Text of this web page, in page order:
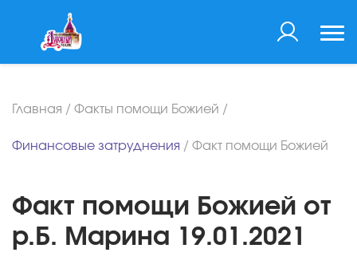
Главная / Факты помощи Божией /
Финансовые затруднения / Факт помощи Божией
Факт помощи Божией от
р.Б. Марина 19.01.2021